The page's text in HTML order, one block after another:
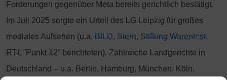
Forderungen gegenüber Meta bereits gerichtlich bestätigt.
Im Juli 2025 sorgte ein Urteil des LG Leipzig für großes
mediales Aufsehen (u.a. BILD, Stern, Stiftung Warentest,
RTL ”Punkt 12” berichteten). Zahlreiche Landgerichte in
Deutschland – u.a. Berlin, Hamburg, München, Köln,